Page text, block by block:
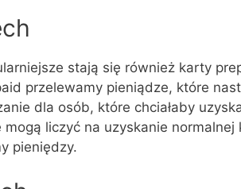
stają się również karty
przelewamy pieniądze, które
dla osób, które chciałaby
liczyć na uzyskanie
pieniędzy.